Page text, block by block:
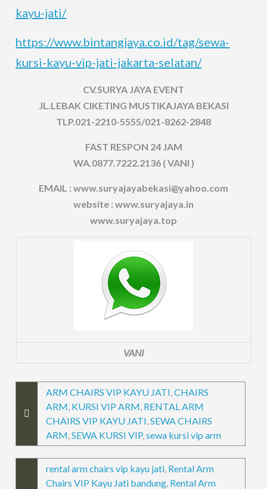
kayu-jati/
https://www.bintangjaya.co.id/tag/sewa-
kursi-kayu-vip-jati-jakarta-selatan/
CV.SURYA JAYA EVENT
JL.LEBAK CIKETING MUSTIKAJAYA BEKASI
TLP.021-2210-5555/021-8262-2848
FAST RESPON 24 JAM
WA.0877.7222.2136 ( VANI )
EMAIL : www.suryajayabekasi@yahoo.com
website : www.suryajaya.in
www.suryajaya.top
VANI
ARM CHAIRS VIP KAYU JATI ,CHAIRS
ARM KURSI VIP ARM RENTAL ARM
CHAIRS VIP KAYU JATI ,SEWA CHAIRS
ARM ,SEWA KURSI VIP,sewa kursi vip arm
rental arm chairs vip kayu jati Rental Arm
Chairs VIP Kayu Jati bandung Rental Arm